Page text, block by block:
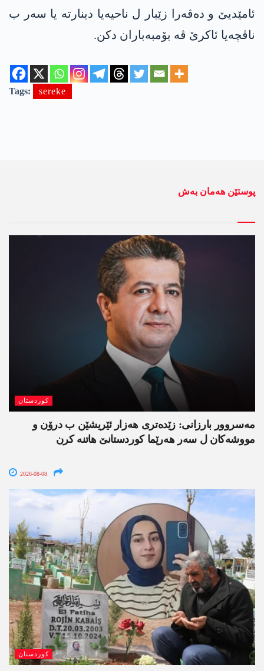
ئامێدیێ و دەڤەرا زێبار ل ناحیەیا دینارتە یا سەر ب
ناڤچەیا ئاکرێ ڤە بۆمبەباران دکن.
Tags: sereke
پوستێن ھەمان بەش
کوردستان
مەسروور بارزانی: زێدەتری ھەزار ئێریشێن ب درۆن و
مووشەکان ل سەر ھەرێما کوردستانێ ھاتنە کرن
2026-08-08
کوردستان